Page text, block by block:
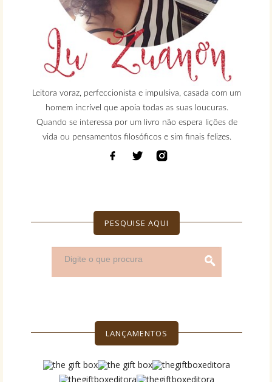
Leitora voraz, perfeccionista e impulsiva, casada com um
homem incrível que apoia todas as suas loucuras.
Quando se interessa por um livro não espera lições de
vida ou pensamentos filosóficos e sim finais felizes.
PESQUISE AQUI
LANÇAMENTOS